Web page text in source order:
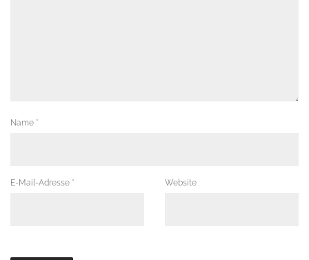
Name *
E-Mail-Adresse * Website